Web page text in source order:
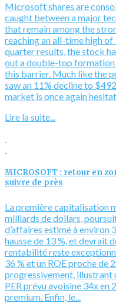
Microsoft shares are
caught between a major
that remain among the
reaching an all-time high
quarter results, the stock
out a double-top
this barrier. Much like the
saw an 11% decline to
market is once again
Lire la suite...
MICROSOFT : retour en
suivre de près
La première capitalisation
milliards de dollars,
d’affaires estimé à environ
hausse de 13 %, et devrait
rentabilité reste
36 % et un ROE proche de
progressivement, illustrant
PER prévu avoisine 34x en
premium. Enfin, le...